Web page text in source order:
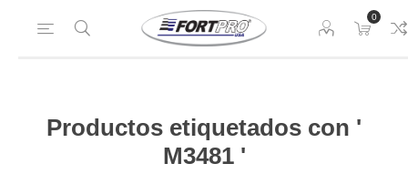
0
Productos etiquetados con '
M3481 '